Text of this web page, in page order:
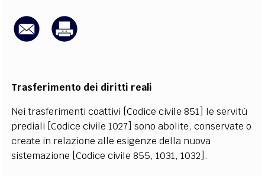
CODICI RUBRICHE
Trasferimento dei diritti reali
Nei trasferimenti coattivi [Codice civile 851] le servitù
prediali [Codice civile 1027] sono abolite, conservate o
create in relazione alle esigenze della nuova
sistemazione [Codice civile 855, 1031, 1032].